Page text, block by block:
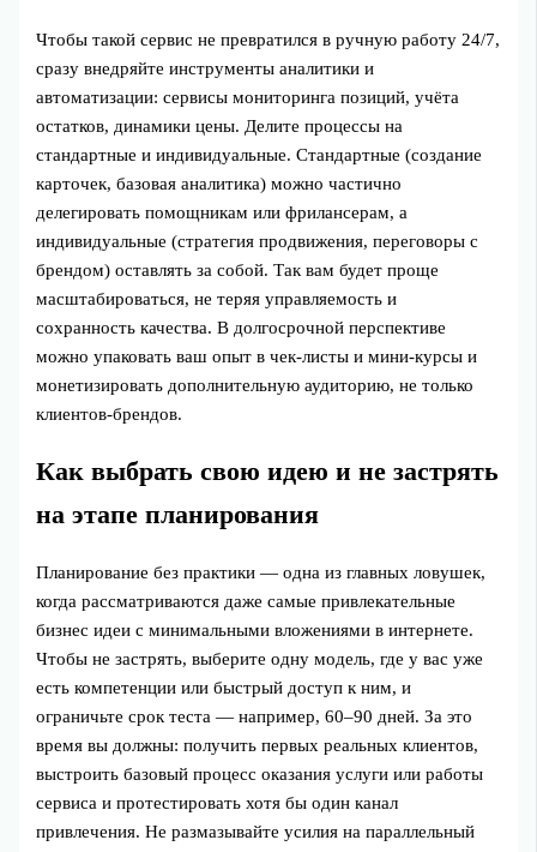
Чтобы такой сервис не превратился в ручную работу 24/7,
сразу внедряйте инструменты аналитики и
автоматизации: сервисы мониторинга позиций, учёта
остатков, динамики цены. Делите процессы на
стандартные и индивидуальные. Стандартные (создание
карточек, базовая аналитика) можно частично
делегировать помощникам или фрилансерам, а
индивидуальные (стратегия продвижения, переговоры с
брендом) оставлять за собой. Так вам будет проще
масштабироваться, не теряя управляемость и
сохранность качества. В долгосрочной перспективе
можно упаковать ваш опыт в чек‑листы и мини‑курсы и
монетизировать дополнительную аудиторию, не только
клиентов‑брендов.
Как выбрать свою идею и не застрять
на этапе планирования
Планирование без практики — одна из главных ловушек,
когда рассматриваются даже самые привлекательные
бизнес идеи с минимальными вложениями в интернете.
Чтобы не застрять, выберите одну модель, где у вас уже
есть компетенции или быстрый доступ к ним, и
ограничьте срок теста — например, 60–90 дней. За это
время вы должны: получить первых реальных клиентов,
выстроить базовый процесс оказания услуги или работы
сервиса и протестировать хотя бы один канал
привлечения. Не размазывайте усилия на параллельный